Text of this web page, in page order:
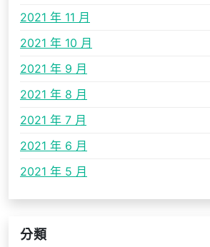
2021 年 11 月
2021 年 10 月
2021 年 9 月
2021 年 8 月
2021 年 7 月
2021 年 6 月
2021 年 5 月
分類